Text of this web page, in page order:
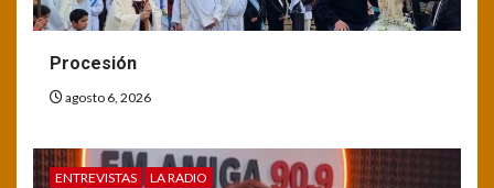
Procesión
agosto 6, 2026
ENTREVISTAS LA RADIO